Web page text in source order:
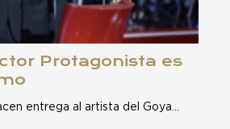
Protagonista es
entrega al artista del Goya…